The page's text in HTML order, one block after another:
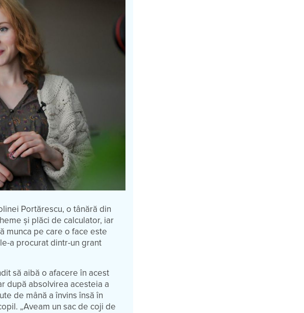
Portărescu, o tânără din
și plăci de calculator, iar
munca pe care o face este
a procurat dintr-un grant
să aibă o afacere în acest
după absolvirea acesteia a
de mână a învins însă în
„Aveam un sac de coji de